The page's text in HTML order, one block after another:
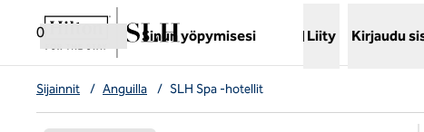
0
Sinun yöpymisesi Liity Kirjaudu
Sijainnit / Anguilla / SLH Spa -hotellit